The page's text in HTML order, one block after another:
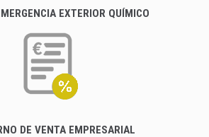
EXTERIOR QUÍMICO
DE VENTA EMPRESARIAL